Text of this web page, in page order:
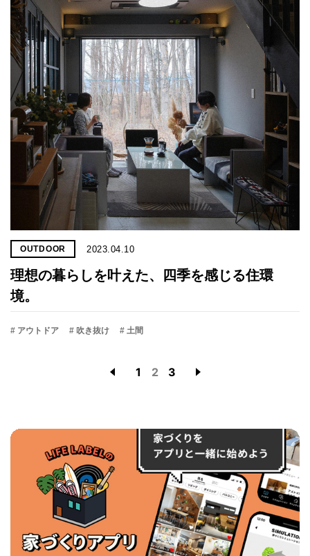
OUTDOOR 2023.04.10
理想の暮らしを叶えた、四季を感じる住環
境。
# アウトドア # 吹き抜け # 土間
1 2 3